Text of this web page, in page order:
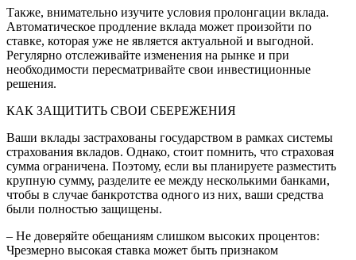
Также, внимательно изучите условия пролонгации вклада.
Автоматическое продление вклада может произойти по
ставке, которая уже не является актуальной и выгодной.
Регулярно отслеживайте изменения на рынке и при
необходимости пересматривайте свои инвестиционные
решения.
КАК ЗАЩИТИТЬ СВОИ СБЕРЕЖЕНИЯ
Ваши вклады застрахованы государством в рамках системы
страхования вкладов. Однако, стоит помнить, что страховая
сумма ограничена. Поэтому, если вы планируете разместить
крупную сумму, разделите ее между несколькими банками,
чтобы в случае банкротства одного из них, ваши средства
были полностью защищены.
– Не доверяйте обещаниям слишком высоких процентов:
Чрезмерно высокая ставка может быть признаком